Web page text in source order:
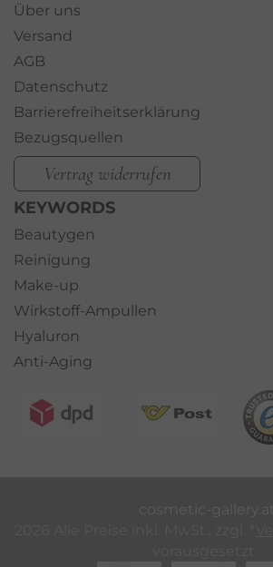
Über uns
Versand
AGB
Datenschutz
Barrierefreiheitserklärung
Bezugsquellen
Vertrag widerrufen
KEYWORDS
Beautygen
Reinigung
Make-up
Wirkstoff-Ampullen
Hyaluron
Anti-Aging
cosmetic-gallery.at